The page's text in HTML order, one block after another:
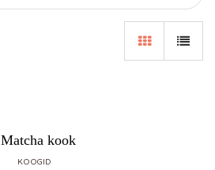
Matcha kook
KOOGID